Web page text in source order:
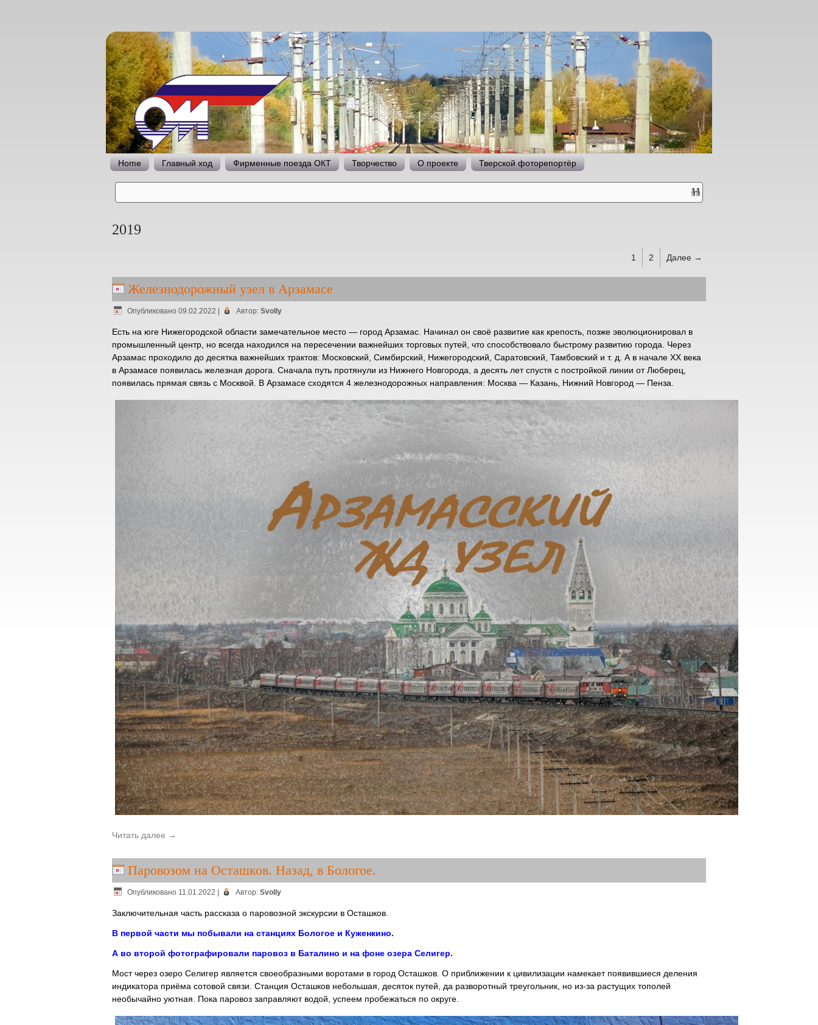
Home Главный ход Фирменные поезда ОКТ Творчество О проекте Тверской фоторепортёр
2019
1 2 Далее →
Железнодорожный узел в Арзамасе
Опубликовано 09.02.2022 Автор: Svolly
Есть на юге Нижегородской области замечательное место — город Арзамас. Начинал он своё развитие как крепость, позже эволюционировал в
промышленный центр, но всегда находился на пересечении важнейших торговых путей, что способствовало быстрому развитию города. Через
Арзамас проходило до десятка важнейших трактов: Московский, Симбирский, Нижегородский, Саратовский, Тамбовский и т. д. А в начале ХХ века
в Арзамасе появилась железная дорога. Сначала путь протянули из Нижнего Новгорода, а десять лет спустя с постройкой линии от Люберец,
появилась прямая связь с Москвой. В Арзамасе сходятся 4 железнодорожных направления: Москва — Казань, Нижний Новгород — Пенза.
Читать далее →
Паровозом на Осташков. Назад, в Бологое.
Опубликовано 11.01.2022 Автор: Svolly
Заключительная часть рассказа о паровозной экскурсии в Осташков.
В первой части мы побывали на станциях Бологое и Куженкино.
А во второй фотографировали паровоз в Баталино и на фоне озера Селигер.
Мост через озеро Селигер является своеобразными воротами в город Осташков. О приближении к цивилизации намекает появившиеся деления
индикатора приёма сотовой связи. Станция Осташков небольшая, десяток путей, да разворотный треугольник, но из-за растущих тополей
необычайно уютная. Пока паровоз заправляют водой, успеем пробежаться по округе.